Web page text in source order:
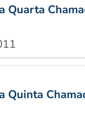
Quarta
Quinta